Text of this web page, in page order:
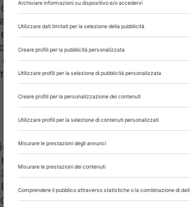
indicazione sul riparto delle
nell’A.A. 2025-2026,
ripartite. Inassenza di un
certezza le risorse disponibili
delle scuole di
di professionisti. Gli
l’attribuzione
un intervento rapido
certezza delle risorse e
maggioin Piazza Santi
e Coordinamento
Specializzandi Fisici Medici